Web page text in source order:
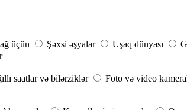
üçün Şəxsi əşyalar Uşaq dünyası
saatlar və bilərziklər Foto və video